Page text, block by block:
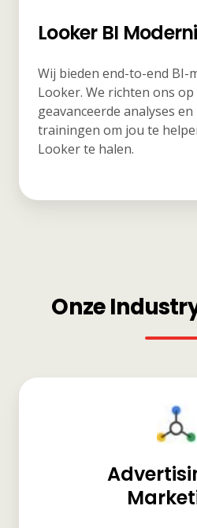
Looker BI
Wij bieden end-to-end BI-
Looker. We richten ons
geavanceerde analyses
trainingen om jou te
Looker te halen.
Onze